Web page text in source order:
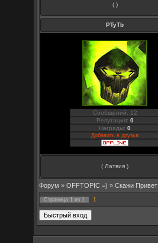
( )
PTyTb
Сообщений: 12
Репутация: 0
Награды:0
Добавить в друзья
( Латвия )
Форум » OFFTOPIC =) » Скажи Привет
Страница 1 из 1 1